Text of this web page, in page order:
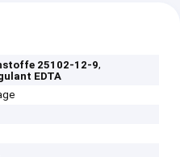
25102-12-9,
EDTA